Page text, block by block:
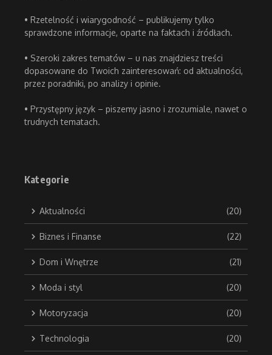
• Rzetelność i wiarygodność – publikujemy tylko
sprawdzone informacje, oparte na faktach i źródłach.
• Szeroki zakres tematów – u nas znajdziesz treści
dopasowane do Twoich zainteresowań: od aktualności,
przez poradniki, po analizy i opinie.
• Przystępny język – piszemy jasno i zrozumiale, nawet o
trudnych tematach.
Kategorie
Aktualności (20)
Biznes i Finanse (22)
Dom i Wnętrze (21)
Moda i styl (20)
Motoryzacja (20)
Technologia (20)